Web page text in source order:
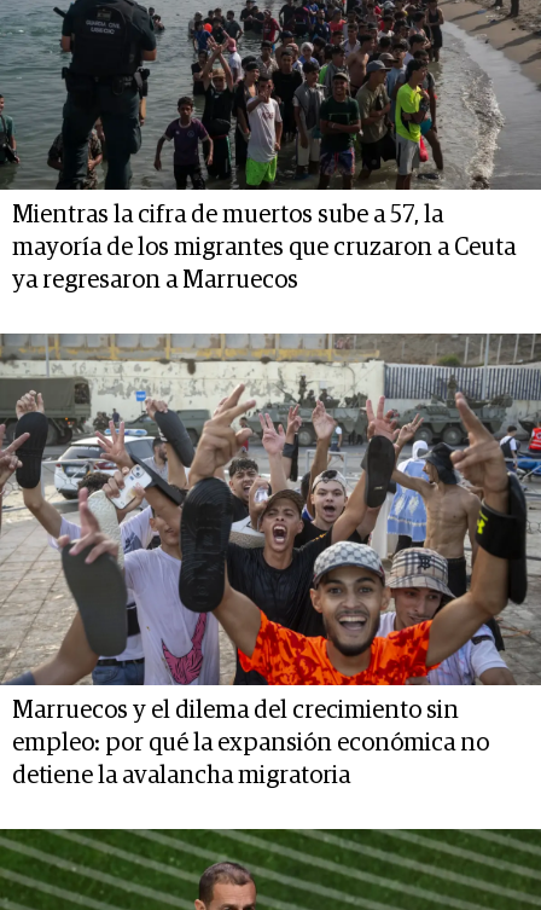
Mientras la cifra de muertos sube a 57, la
mayoría de los migrantes que cruzaron a Ceuta
ya regresaron a Marruecos
Marruecos y el dilema del crecimiento sin
empleo: por qué la expansión económica no
detiene la avalancha migratoria